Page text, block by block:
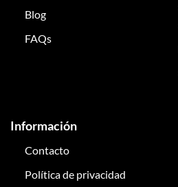
Blog
FAQs
Información
Contacto
Política de privacidad